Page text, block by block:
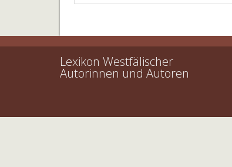
Lexikon Westfälischer
Autorinnen und Autoren